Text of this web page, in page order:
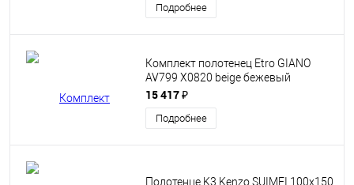
Подробнее
Комплект полотенец Etro GIANO
AV799 X0820 beige бежевый
60х100+40х60
15 417 ₽
Подробнее
Полотенце K3 Kenzo SUIMEI 100x150